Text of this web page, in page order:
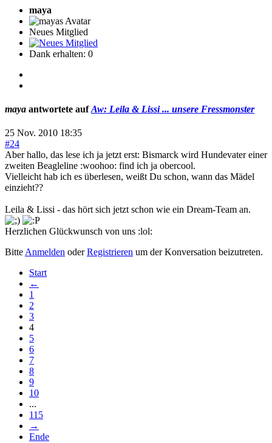
maya
Neues Mitglied
Dank erhalten: 0
maya antwortete aufAw: Leila & Lissi ... unsere Fressmonster
25 Nov. 2010 18:35
#24
Aber hallo, das lese ich ja jetzt erst: Bismarck wird Hundevater einer
zweiten Beagleline :woohoo: find ich ja obercool.
Vielleicht hab ich es überlesen, weißt Du schon, wann das Mädel
einzieht??
Leila & Lissi - das hört sich jetzt schon wie ein Dream-Team an.
Herzlichen Glückwunsch von uns :lol:
Bitte Anmelden oderRegistrieren um der Konversation beizutreten.
Start
←
1
2
3
4
5
6
7
8
9
10
...
115
→
Ende